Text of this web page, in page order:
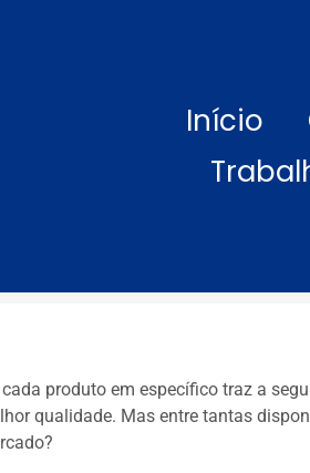
Início
produto em específico traz a
qualidade. Mas entre tantas